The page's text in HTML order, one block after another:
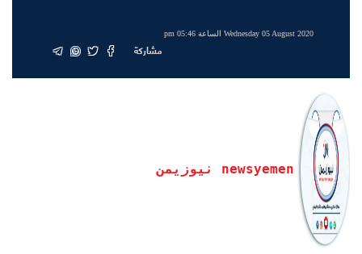
Wednesday 05 August 2020 الساعة 05:46 pm
مشاركة
newsyemen نيوزيمن